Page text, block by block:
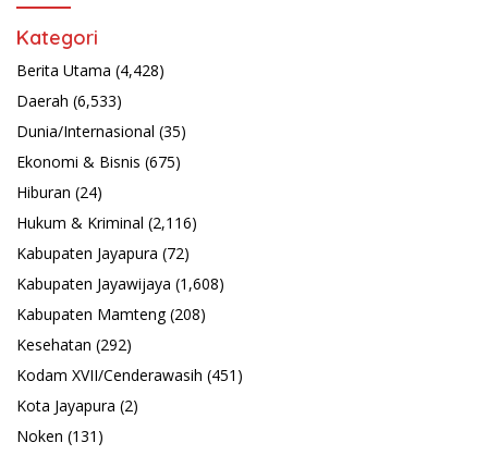
Kategori
Berita Utama (4,428)
Daerah (6,533)
Dunia/Internasional (35)
Ekonomi & Bisnis (675)
Hiburan (24)
Hukum & Kriminal (2,116)
Kabupaten Jayapura (72)
Kabupaten Jayawijaya (1,608)
Kabupaten Mamteng(208)
Kesehatan (292)
Kodam XVII/Cenderawasih (451)
Kota Jayapura (2)
Noken (131)